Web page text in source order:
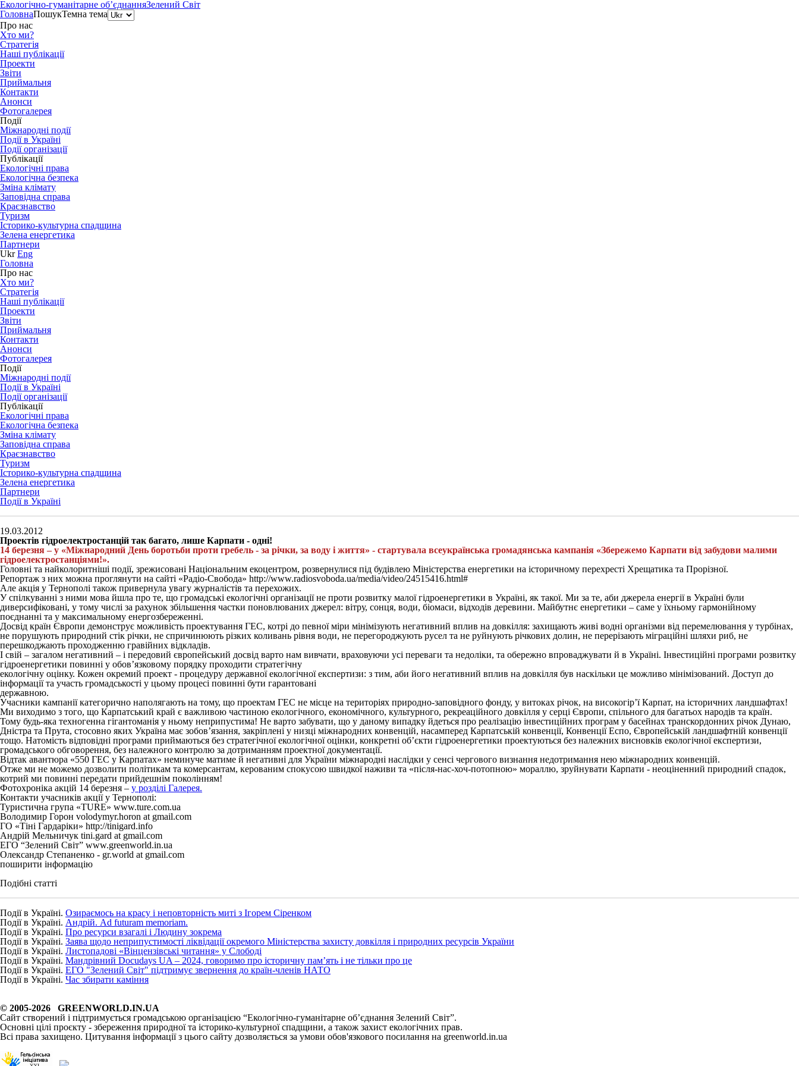
Екологічно-гуманітарне об’єднанняЗелений Світ
ГоловнаПошукТемна тема
Про нас
Хто ми?
Стратегія
Наші публікації
Проекти
Звіти
Приймальня
Контакти
Анонси
Фотогалерея
Події
Міжнародні події
Події в Україні
Події організації
Публікації
Екологічні права
Екологічна безпека
Зміна клімату
Заповідна справа
Краєзнавство
Туризм
Історико-культурна спадщина
Зелена енергетика
Партнери
Ukr Eng
Головна
Про нас
Хто ми?
Стратегія
Наші публікації
Проекти
Звіти
Приймальня
Контакти
Анонси
Фотогалерея
Події
Міжнародні події
Події в Україні
Події організації
Публікації
Екологічні права
Екологічна безпека
Зміна клімату
Заповідна справа
Краєзнавство
Туризм
Історико-культурна спадщина
Зелена енергетика
Партнери
Події в Україні
19.03.2012
Проектів гідроелектростанцій так багато, лише Карпати - одні!
14 березня – у «Міжнародний День боротьби проти гребель - за річки, за воду і життя» - стартувала всеукраїнська громадянська кампанія «Збережемо Карпати від забудови малими
гідроелектростанціями!».
Головні та найколоритніші події, зрежисовані Національним екоцентром, розвернулися під будівлею Міністерства енергетики на історичному перехресті Хрещатика та Прорізної.
Репортаж з них можна проглянути на сайті «Радіо-Свобода» http://www.radiosvoboda.ua/media/video/24515416.html#
Але акція у Тернополі також привернула увагу журналістів та перехожих.
У спілкуванні з ними мова йшла про те, що громадські екологічні організації не проти розвитку малої гідроенергетики в Україні, як такої. Ми за те, аби джерела енергії в Україні були
диверсифіковані, у тому числі за рахунок збільшення частки поновлюваних джерел: вітру, сонця, води, біомаси, відходів деревини. Майбутнє енергетики – саме у їхньому гармонійному
поєднанні та у максимальному енергозбереженні.
Досвід країн Європи демонструє можливість проектування ГЕС, котрі до певної міри мінімізують негативний вплив на довкілля: захищають живі водні організми від перемелювання у турбінах,
не порушують природний стік річки, не спричинюють різких коливань рівня води, не перегороджують русел та не руйнують річкових долин, не перерізають міграційні шляхи риб, не
перешкоджають проходженню гравійних відкладів.
І свій – загалом негативний – і передовий європейський досвід варто нам вивчати, враховуючи усі переваги та недоліки, та обережно впроваджувати й в Україні. Інвестиційні програми розвитку
гідроенергетики повинні у обов’язковому порядку проходити стратегічну
екологічну оцінку. Кожен окремий проект - процедуру державної екологічної експертизи: з тим, аби його негативний вплив на довкілля був наскільки це можливо мінімізований. Доступ до
інформації та участь громадськості у цьому процесі повинні бути гарантовані
державною.
Учасники кампанії категорично наполягають на тому, що проектам ГЕС не місце на територіях природно-заповідного фонду, у витоках річок, на високогір’ї Карпат, на історичних ландшафтах!
Ми виходимо з того, що Карпатський край є важливою частиною екологічного, економічного, культурного, рекреаційного довкілля у серці Європи, спільного для багатьох народів та країн.
Тому будь-яка техногенна гігантоманія у ньому неприпустима! Не варто забувати, що у даному випадку йдеться про реалізацію інвестиційних програм у басейнах транскордонних річок Дунаю,
Дністра та Прута, стосовно яких Україна має зобов’язання, закріплені у низці міжнародних конвенцій, насамперед Карпатській конвенції, Конвенції Еспо, Європейській ландшафтній конвенції
тощо. Натомість відповідні програми приймаються без стратегічної екологічної оцінки, конкретні об’єкти гідроенергетики проектуються без належних висновків екологічної експертизи,
громадського обговорення, без належного контролю за дотриманням проектної документації.
Відтак авантюра «550 ГЕС у Карпатах» неминуче матиме й негативні для України міжнародні наслідки у сенсі чергового визнання недотримання нею міжнародних конвенцій.
Отже ми не можемо дозволити політикам та комерсантам, керованим спокусою швидкої наживи та «після-нас-хоч-потопною» мораллю, зруйнувати Карпати - неоціненний природний спадок,
котрий ми повинні передати прийдешнім поколінням!
Фотохроніка акцій 14 березня – у розділі Галерея.
Контакти учасників акції у Тернополі:
Туристична група «TURE» www.ture.com.ua
Володимир Горон volodymyr.horon at gmail.com
ГО «Тіні Гардаріки» http://tinigard.info
Андрій Мельничук tini.gard at gmail.com
ЕГО “Зелений Світ” www.greenworld.in.ua
Олександр Степаненко - gr.world at gmail.com
поширити інформацію
Подібні статті
Події в Україні. Озираємось на красу і неповторність миті з Ігорем Сіренком
Події в Україні. Андрій. Ad futuram memoriam.
Події в Україні. Про ресурси взагалі і Людину зокрема
Події в Україні. Заява щодо неприпустимості ліквідації окремого Міністерства захисту довкілля і природних ресурсів України
Події в Україні. Листопадові «Вінцензівські читання» у Слободі
Події в Україні. Мандрівний Docudays UA – 2024, говоримо про історичну пам’ять і не тільки про це
Події в Україні. ЕГО "Зелений Світ" підтримує звернення до країн-членів НАТО
Події в Україні. Час збирати каміння
© 2005-2026 GREENWORLD.IN.UA
Сайт створений і підтримується громадською організацією “Екологічно-гуманітарне об’єднання Зелений Світ”.
Основні цілі проєкту - збереження природної та історико-культурної спадщини, а також захист екологічних прав.
Всі права захищено. Цитування інформації з цього сайту дозволяється за умови обов'язкового посилання на greenworld.in.ua